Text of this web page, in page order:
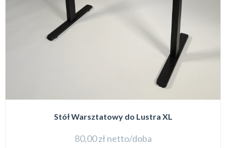
Stół Warsztatowy do Lustra XL
80,00zł netto/doba